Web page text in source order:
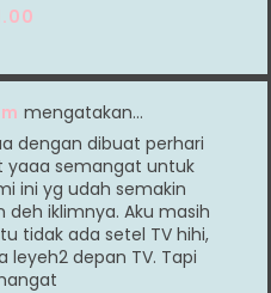
mengatakan…
dengan dibuat perhari
yaaa semangat untuk
ini yg udah semakin
iklimnya. Aku masih
tidak ada setel TV hihi,
leyeh2 depan TV. Tapi